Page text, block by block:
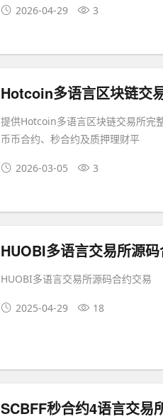
2026-04-29 3
提供Hotcoin多语言区块链交易所完
币币合约、秒合约及质押理财平
2026-03-05 3
HUOBI多语言交易所源
HUOBI多语言交易所源码合约交易
2025-04-29 18
SCBFF秒合约4语言交易